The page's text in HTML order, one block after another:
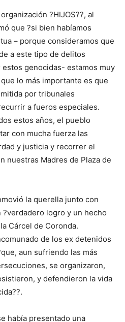
?HIJOS??, al
que ?si bien habíamos
– porque consideramos que
a este tipo de delitos
genocidas- estamos muy
lo más importante es que
por tribunales
a fueros especiales.
estos años, el pueblo
con mucha fuerza las
y justicia y recorrer el
nuestras Madres de Plaza de
la querella junto con
logro y un hecho
Cárcel de Coronda.
de los ex detenidos
aun sufriendo las más
se organizaron,
y defendieron la vida
había presentado una